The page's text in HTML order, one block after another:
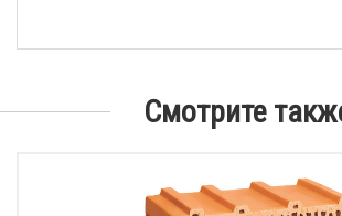
Смотрите